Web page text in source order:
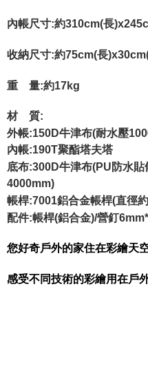
內帳尺寸:約310cm(長
收納尺寸:約75cm(長
重 量:約17kg
材 質:
外帳:150D牛津布(耐水壓
內帳:190T聚酯塔夫塔
底布:300D牛津布(PU防水
4000mm)
帳桿:7001鋁合金帳桿(直徑
配件:帳桿(鋁合金)/營釘
您好奇戶外的家住在彩繪天
感受不同技術的彩繪用在戶